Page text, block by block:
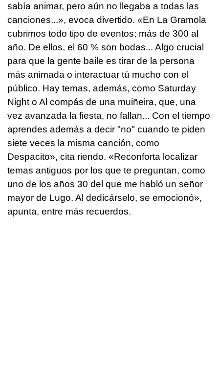
sabía animar, pero aún no llegaba a todas las
canciones...», evoca divertido. «En La Gramola
cubrimos todo tipo de eventos; más de 300 al
año. De ellos, el 60 % son bodas... Algo crucial
para que la gente baile es tirar de la persona
más animada o interactuar tú mucho con el
público. Hay temas, además, como Saturday
Night o Al compás de una muiñeira, que, una
vez avanzada la fiesta, no fallan... Con el tiempo
aprendes además a decir "no" cuando te piden
siete veces la misma canción, como
Despacito», cita riendo. «Reconforta localizar
temas antiguos por los que te preguntan, como
uno de los años 30 del que me habló un señor
mayor de Lugo. Al dedicárselo, se emocionó»,
apunta, entre más recuerdos.